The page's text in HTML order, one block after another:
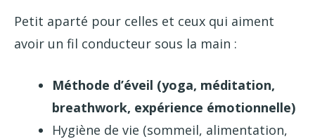
Petit aparté pour celles et ceux qui aiment
avoir un fil conducteur sous la main :
Méthode d’éveil (yoga, méditation,
breathwork, expérience émotionnelle)
Hygiène de vie (sommeil, alimentation,